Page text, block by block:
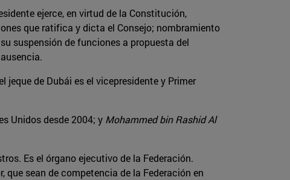
ejerce, en virtud de la Constitución,
que ratifica y dicta el Consejo; nombramiento
suspensión de funciones a propuesta del
jeque de Dubái es el vicepresidente y Primer
Unidos desde 2004; y Mohammed bin Rashid Al
Es el órgano ejecutivo de la Federación.
que sean de competencia de la Federación en